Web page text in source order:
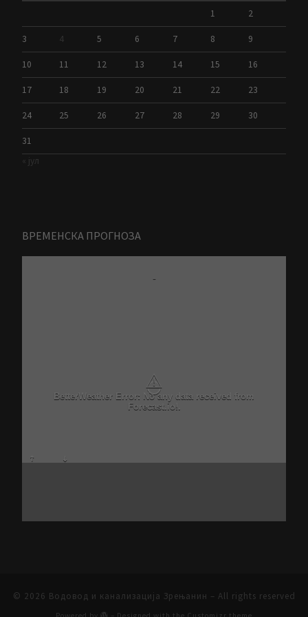
1 2
3 4 5 6 7 8 9
10 11 12 13 14 15 16
17 18 19 20 21 22 23
24 25 26 27 28 29 30
31
« јул
ВРЕМЕНСКА ПРОГНОЗА
-
⚠
BetterWeather Error: No any data received from
Forecast.io!.
© 2026 Водовод и канализација Зрењанин – All rights reserved